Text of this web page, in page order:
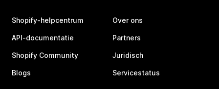
Shopify-helpcentrum
API-documentatie
Shopify Community
Blogs
Over ons
Partners
Juridisch
Servicestatus